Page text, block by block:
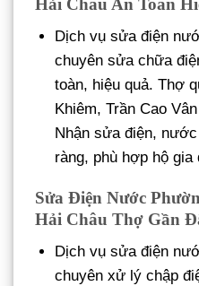
Hải Châu An Toàn
Dịch vụ sửa điện
chuyên sửa chữa
toàn, hiệu quả. Thợ
Khiêm, Trần Cao
Nhận sửa điện,
ràng, phù hợp hộ
Sửa Điện Nước
Hải Châu Thợ Gần
Dịch vụ sửa điện
chuyên xử lý chập